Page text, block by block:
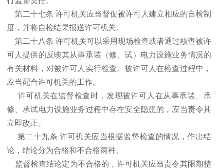
第二十七条 许可机关应当督促被许可人建立相应的自检制
度，并将自检结果报送许可机关。
第二十八条 许可机关可以采用现场检查或者通过核查被许
可人提供的反映其从事承装（修、试）电力设施业务情况的
有关材料，对被许可人实行检查。被许可人在检查过程中，
应当配合许可机关的工作。
许可机关在监督检查时，发现被许可人在从事承装、承
修、承试电力设施业务过程中存在安全隐患的，应当责令其
立即改正。
第二十九条 许可机关应当根据监督检查的情况，作出结
论，结论分为合格和不合格两种。
监督检查结论定为不合格的，许可机关应当责令其限期整